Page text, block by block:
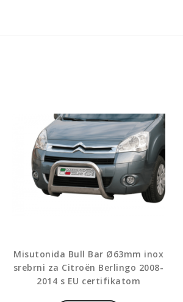
Misutonida Bull Bar Ø63mm inox
srebrni za Citroën Berlingo 2008-
2014 s EU certifikatom